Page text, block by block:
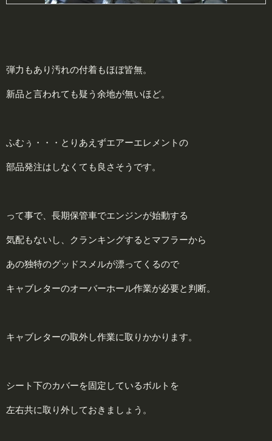
弾力もあり汚れの付着もほぼ皆無。
新品と言われても疑う余地が無いほど。
ふむぅ・・・とりあえずエアーエレメントの
部品発注はしなくても良さそうです。
って事で、長期保管車でエンジンが始動する
気配もないし、クランキングするとマフラーから
あの独特のグッドスメルが漂ってくるので
キャブレターのオーバーホール作業が必要と判断。
キャブレターの取外し作業に取りかかります。
シート下のカバーを固定しているボルトを
左右共に取り外しておきましょう。